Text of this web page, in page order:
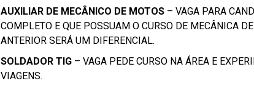
AUXILIAR DE MECÂNICO DE MOTOS – VAGA PARA
COMPLETO E QUE POSSUAM O CURSO DE MECÂNICA
ANTERIOR SERÁ UM DIFERENCIAL.
SOLDADOR TIG – VAGA PEDE CURSO NA ÁREA E
VIAGENS.